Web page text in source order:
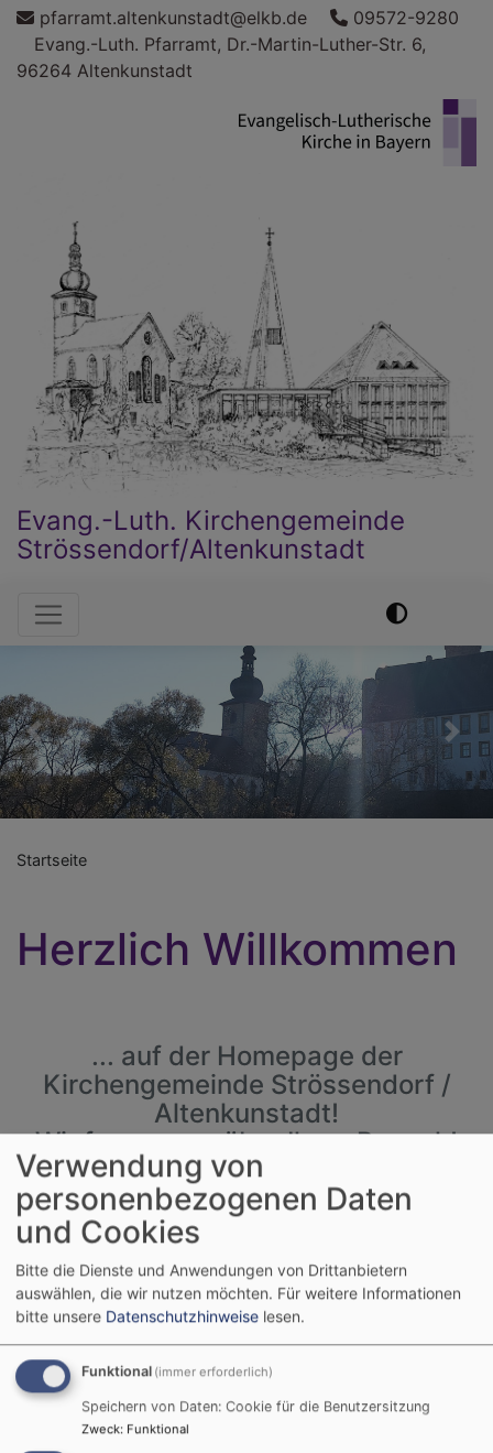
Direkt
Inhalt
pfarramt.altenkunstadt@elkb.de
09572-9280
Evang.-Luth. Pfarramt, Dr.-Martin-Luther-Str. 6,
96264 Altenkunstadt
Evang.-Luth. Kirchengemeinde
Strössendorf/Altenkunstadt
Hauptnavigation
Previous Next
Startseite
Herzlich Willkommen
... auf der Homepage der
Kirchengemeinde Strössendorf /
Altenkunstadt!
Wir freuen uns über Ihren Besuch!
Schauen Sie sich bei uns um und
lernen Sie uns und unsere
Kirchengemeinde kennen.
Sie finden unsere Gottesdienste,
Bücherei, Gruppen und Kreise
Verwendung von
personenbezogenen Daten
und Cookies
Bitte die Dienste und Anwendungen von Drittanbietern
auswählen, die wir nutzen möchten. Für weitere Informationen
bitte unsere Datenschutzhinweise lesen.
Funktional (immer erforderlich)
Speichern von Daten: Cookie für die Benutzersitzung
Zweck: Funktional